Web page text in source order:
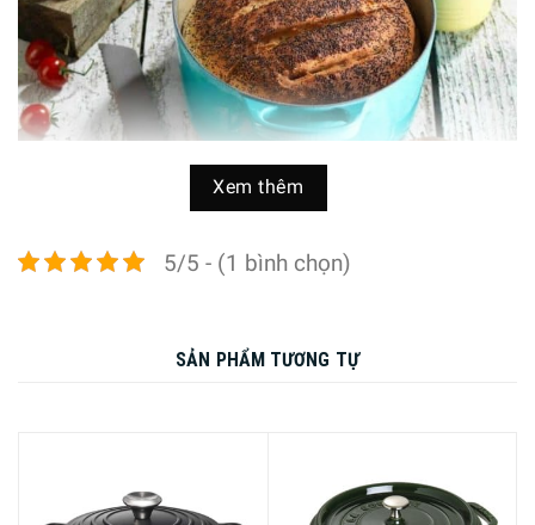
vào khi đang nấu món ăn, truyền nhiệt lạnh vào trong món
Xem thêm
5/5 - (1 bình chọn)
SẢN PHẨM TƯƠNG TỰ